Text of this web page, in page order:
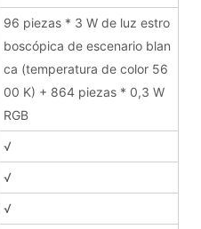
96 piezas * 3 W de luz estro
boscópica de escenario blan
ca (temperatura de color 56
00 K) + 864 piezas * 0,3 W
RGB
√
√
√